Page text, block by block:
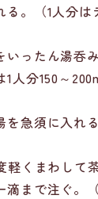
。（1人分は
ったん湯呑
人分150～
急須に入れ
くまわして
まで注ぐ。